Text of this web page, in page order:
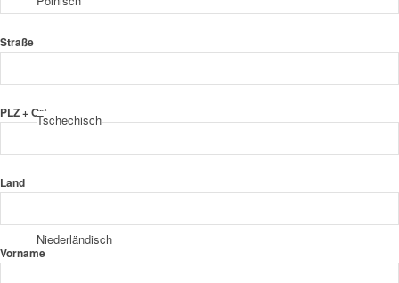
Tschechisch
Niederländisch
Straße
PLZ + Ort
Land
Vorname